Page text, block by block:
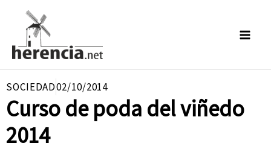
contenido
SOCIEDAD02/10/2014
Curso de poda del viñedo
2014